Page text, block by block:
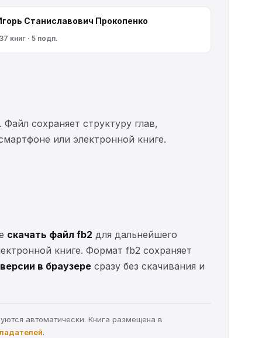
Станиславович Прокопенко
книг · 5 подп.
сохраняет структуру глав,
или электронной книге.
скачать файл fb2 для дальнейшего
книге. Формат fb2 сохраняет
в браузере сразу без скачивания и
автоматически. Книга размещена в
.